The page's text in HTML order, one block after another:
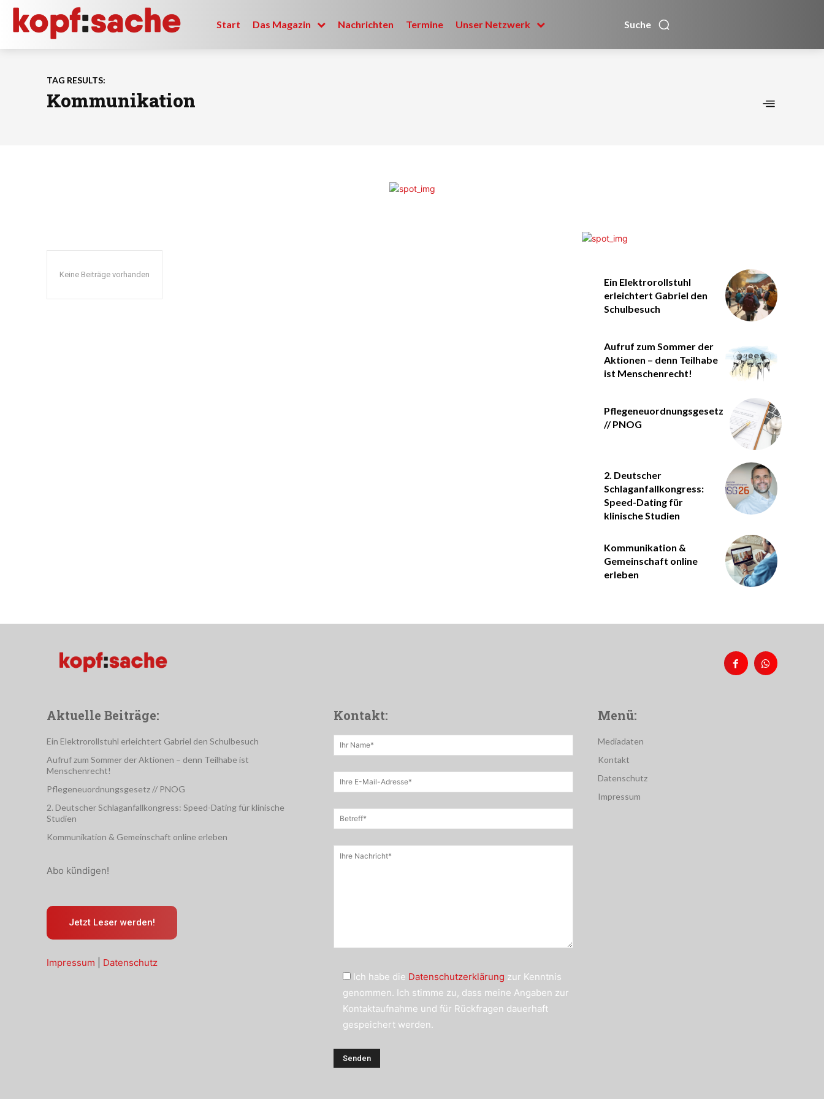
Start Das Magazin Nachrichten Termine Unser Netzwerk Suche
TAG RESULTS:
Kommunikation
Keine Beiträge vorhanden
Ein Elektrorollstuhl
erleichtert Gabriel den
Schulbesuch
Aufruf zum Sommer der
Aktionen – denn Teilhabe
ist Menschenrecht!
Pflegeneuordnungsgesetz
// PNOG
2. Deutscher
Schlaganfallkongress:
Speed-Dating für
klinische Studien
Kommunikation &
Gemeinschaft online
erleben
Aktuelle Beiträge:
Ein Elektrorollstuhl erleichtert Gabriel den Schulbesuch
Aufruf zum Sommer der Aktionen – denn Teilhabe ist
Menschenrecht!
Pflegeneuordnungsgesetz // PNOG
2. Deutscher Schlaganfallkongress: Speed-Dating für klinische
Studien
Kommunikation & Gemeinschaft online erleben
Abo kündigen!
Jetzt Leser werden!
Impressum Datenschutz
Kontakt:
Ich habe die Datenschutzerklärung zur Kenntnis
genommen. Ich stimme zu, dass meine Angaben zur
Kontaktaufnahme und für Rückfragen dauerhaft
gespeichert werden.
Menü:
Mediadaten
Kontakt
Datenschutz
Impressum